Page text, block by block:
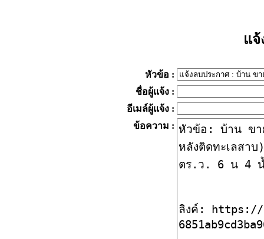
แจ้
หัวข้อ :
ชื่อผู้แจ้ง :
อีเมล์ผู้แจ้ง :
ข้อความ :